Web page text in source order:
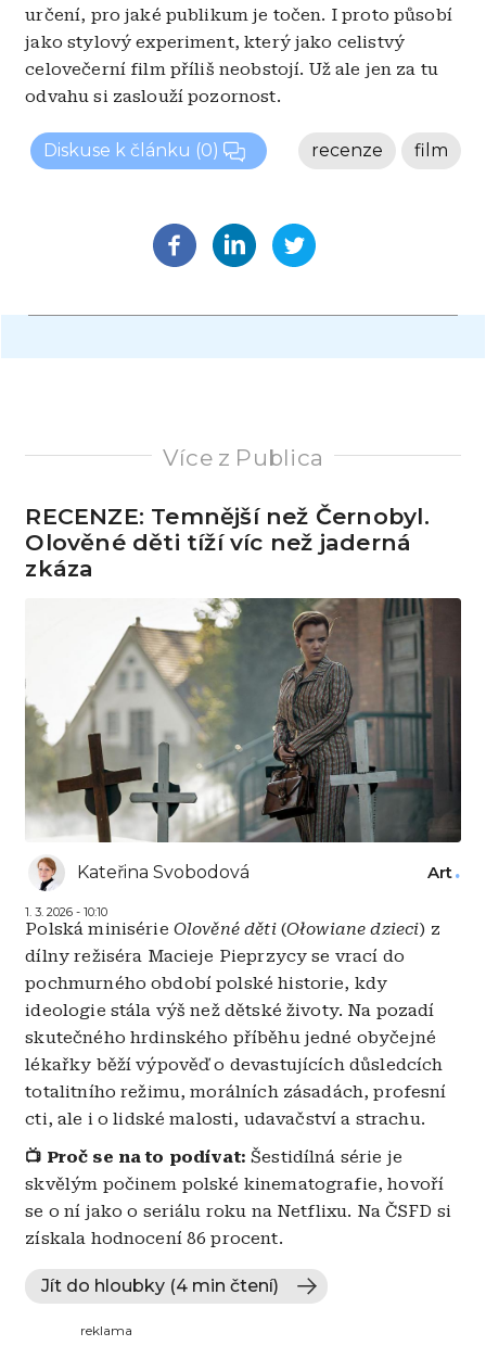
určení, pro jaké publikum je točen. I proto působí
jako stylový experiment, který jako celistvý
celovečerní film příliš neobstojí. Už ale jen za tu
odvahu si zaslouží pozornost.
Diskuse k článku (0) film
recenze
Více z Publica
RECENZE: Temnější než Černobyl.
Olověné děti tíží víc než jaderná
zkáza
Kateřina Svobodová
1. 3. 2026 - 10:10
Art
Polská minisérie Olověné děti(Ołowiane dzieci) z
dílny režiséra Macieje Pieprzycy se vrací do
pochmurného období polské historie, kdy
ideologie stála výš než dětské životy. Na pozadí
skutečného hrdinského příběhu jedné obyčejné
lékařky běží výpověď o devastujících důsledcích
totalitního režimu, morálních zásadách, profesní
cti, ale i o lidské malosti, udavačství a strachu.
📺 Proč se na to podívat: Šestidílná série je
skvělým počinem polské kinematografie, hovoří
se o ní jako o seriálu roku na Netflixu. Na ČSFD si
získala hodnocení 86 procent.
Jít do hloubky (4 min čtení)
reklama